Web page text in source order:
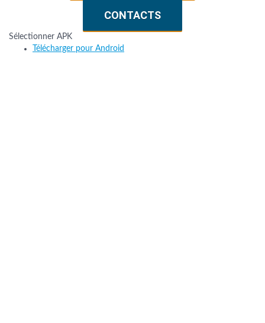
CONTACTS
Sélectionner APK
Télécharger pour Android